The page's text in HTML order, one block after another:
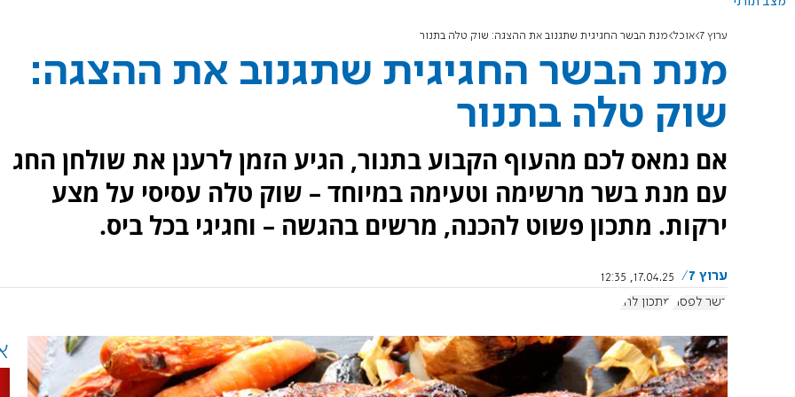
ערוץ 7 אוכל מנת הבשר החגיגית שתגנוב את ההצגה: שוק טלה בתנור
מנת הבשר החגיגית שתגנוב את ההצגה:
שוק טלה בתנור
אם נמאס לכם מהעוף הקבוע בתנור, הגיע הזמן לרענן את שולחן החג
עם מנת בשר מרשימה וטעימה במיוחד – שוק טלה עסיסי על מצע
ירקות. מתכון פשוט להכנה, מרשים בהגשה – וחגיגי בכל ביס.
ערוץ 7
17.04.25, 12:35
כשר לפסח
מתכון לחג